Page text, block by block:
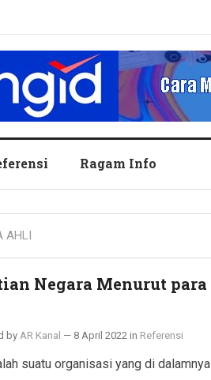
Ragam Info
AHLI
Negara Menurut para
by AR Kanal — 8 April 2022 in Referensi
suatu organisasi yang di dalamnya